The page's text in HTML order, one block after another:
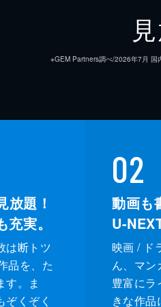
※GEM Partners調べ/2026年7⽉ 国
放題！
実。
は断トツ
品を、た
す。ま
くぞく
02
動画も
U-
映画 / ド
ん、マン
豊富にラ
きな作